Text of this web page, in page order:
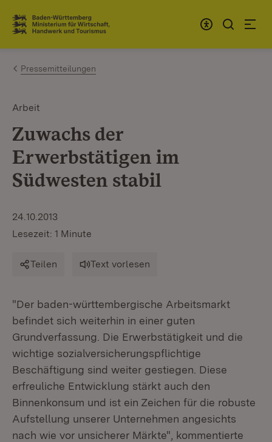
Zum Inhalt springen
Link zur Startseite
Pressemitteilungen
Arbeit
Zuwachs der
Erwerbstätigen im
Südwesten stabil
24.10.2013
Lesezeit: 1 Minute
Teilen Text vorlesen
"Der baden-württembergische Arbeitsmarkt
befindet sich weiterhin in einer guten
Grundverfassung. Die Erwerbstätigkeit und die
wichtige sozialversicherungspflichtige
Beschäftigung sind weiter gestiegen. Diese
erfreuliche Entwicklung stärkt auch den
Binnenkonsum und ist ein Zeichen für die robuste
Aufstellung unserer Unternehmen angesichts
nach wie vor unsicherer Märkte", kommentierte